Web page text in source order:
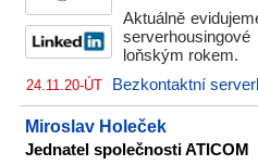
Aktuálně
loňským rokem.
24.11.20-ÚT Bezkontaktní
Miroslav Holeček
Jednatel společnosti ATICOM